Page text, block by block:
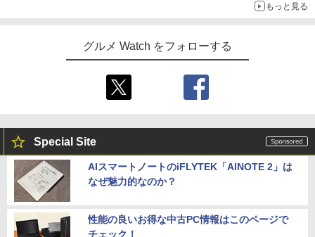
もっと見る
グルメ Watch をフォローする
Special Site
AIスマートノートのiFLYTEK「AINOTE 2」は
なぜ魅力的なのか？
性能の良いお得な中古PC情報はこのページで
チェック！